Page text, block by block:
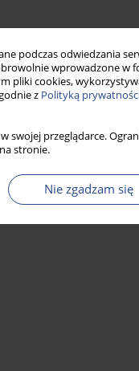
podczas odwiedzania
wprowadzone w
pliki cookies,
z Polityką
swojej przeglądarce.
stronie.
Nie zgadzam się